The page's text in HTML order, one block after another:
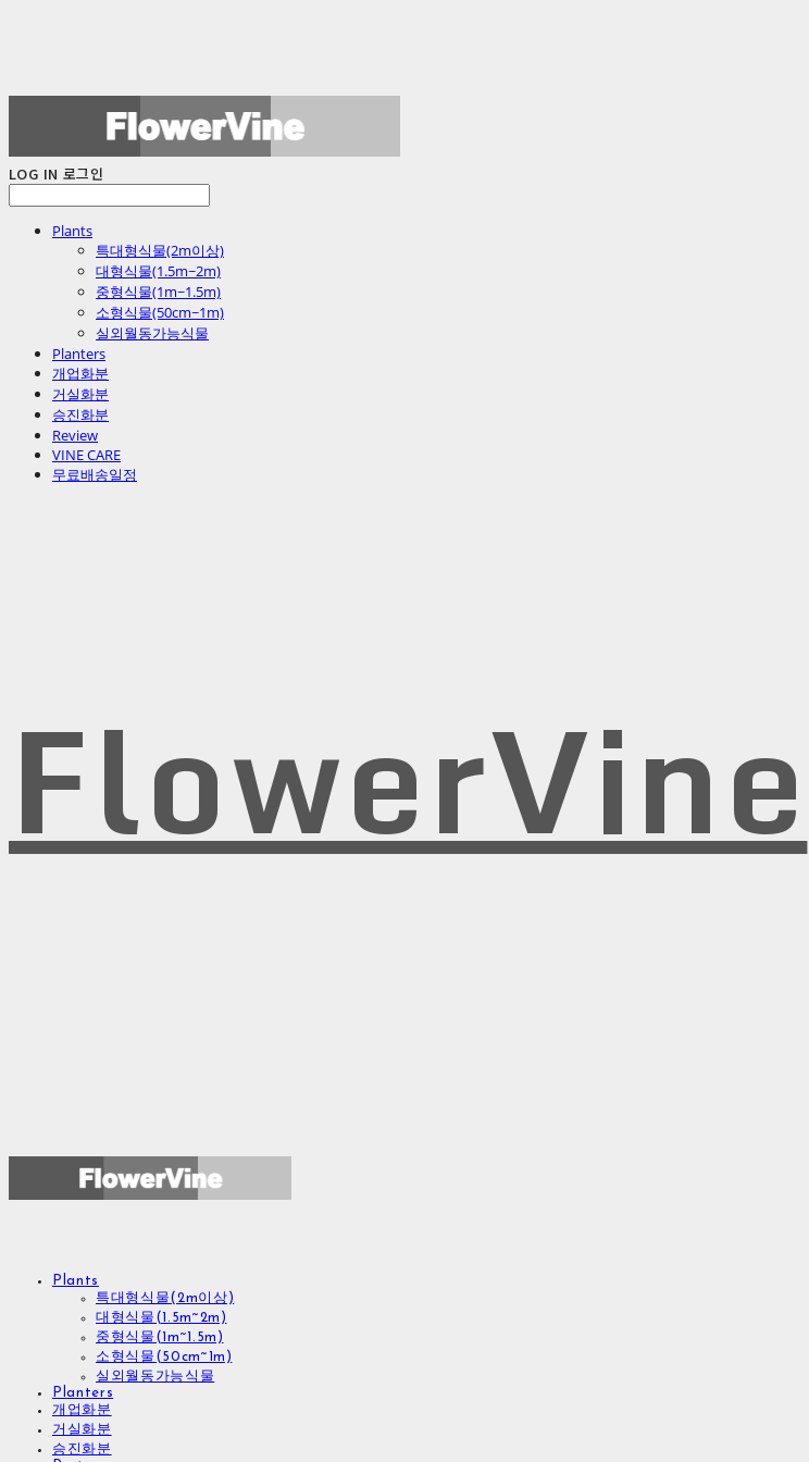
LOG IN 로그인
Plants
특대형식물(2m이상)
대형식물(1.5m~2m)
중형식물(1m~1.5m)
소형식물(50cm~1m)
실외월동가능식물
Planters
개업화분
거실화분
승진화분
Review
VINE CARE
무료배송일정
FlowerVine
Plants
특대형식물(2m이상)
대형식물(1.5m~2m)
중형식물(1m~1.5m)
소형식물(50cm~1m)
실외월동가능식물
Planters
개업화분
거실화분
승진화분